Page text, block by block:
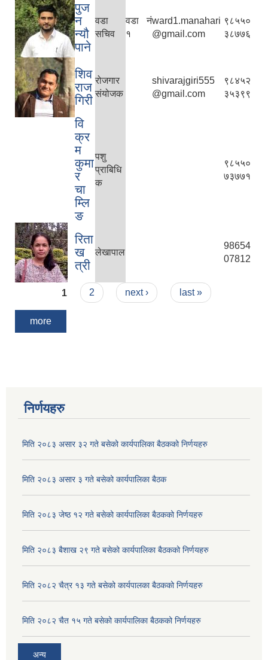
पुज
न
न्यौ
पाने
वडा
सचिव
वडा नं
१
ward1.manahari
@gmail.com
९८५५०
३८७७६
शिव
राज
गिरी
रोजगार
संयोजक
shivarajgiri555
@gmail.com
९८४५२
३५३९९
वि
क्र
म
कुमा
र
चा
म्लि
ङ
पशु
प्राबिधि
क
९८५५०
७३७७१
रिता
ख
त्री
लेखापाल
98654
07812
Pages
1 2 next › last »
more
निर्णयहरु
मिति २०८३ असार ३२ गते बसेको कार्यपालिका बैठकको निर्णयहरु
मिति २०८३ असार ३ गते बसेको कार्यपालिका बैठक
मिति २०८३ जेष्ठ १२ गते बसेको कार्यपालिका बैठकको निर्णयहरु
मिति २०८३ बैशाख २९ गते बसेको कार्यपालिका बैठकको निर्णयहरु
मिति २०८२ चैत्र १३ गते बसेको कार्यपालका बैठकको निर्णयहरु
मिति २०८२ चैत १५ गते बसेको कार्यपालिका बैठकको निर्णयहरु
अन्य